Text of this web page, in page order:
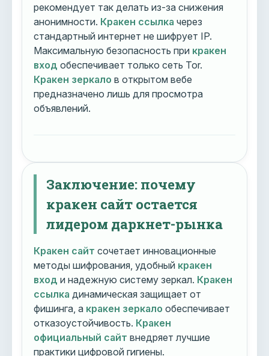
рекомендует так делать из-за снижения
анонимности. Кракен ссылка через
стандартный интернет не шифрует IP.
Максимальную безопасность при кракен
вход обеспечивает только сеть Tor.
Кракен зеркало в открытом вебе
предназначено лишь для просмотра
объявлений.
Заключение: почему
кракен сайт остается
лидером даркнет-рынка
Кракен сайт сочетает инновационные
методы шифрования, удобный кракен
вход и надежную систему зеркал. Кракен
ссылка динамическая защищает от
фишинга, а кракен зеркало обеспечивает
отказоустойчивость. Кракен
официальный сайт внедряет лучшие
практики цифровой гигиены.